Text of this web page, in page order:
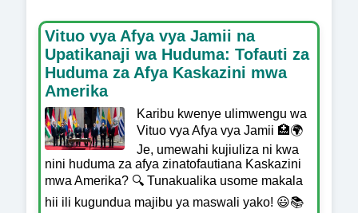
Vituo vya Afya vya Jamii na
Upatikanaji wa Huduma: Tofauti za
Huduma za Afya Kaskazini mwa
Amerika
Karibu kwenye ulimwengu wa
Vituo vya Afya vya Jamii 🏥🌍
Je, umewahi kujiuliza ni kwa
nini huduma za afya zinatofautiana Kaskazini
mwa Amerika? 🔍 Tunakualika usome makala
hii ili kugundua majibu ya maswali yako! 😃📚